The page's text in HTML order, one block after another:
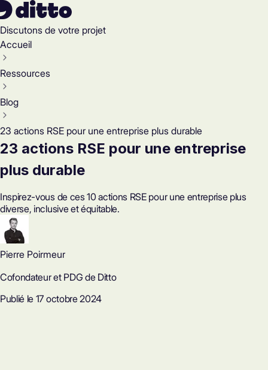
Discutons de votre projet
Accueil
Ressources
Blog
23 actions RSE pour une entreprise plus durable
23 actions RSE pour une entreprise
plus durable
Inspirez-vous de ces 10 actions RSE pour une entreprise plus
diverse, inclusive et équitable.
Pierre Poirmeur
Cofondateur et PDG de Ditto
Publié le 17 octobre 2024